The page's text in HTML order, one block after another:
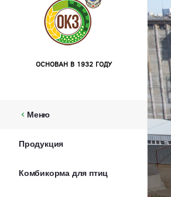
ОСНОВАН В 1932 ГОДУ
chevron_left Меню
Продукция
Комбикорма для птиц